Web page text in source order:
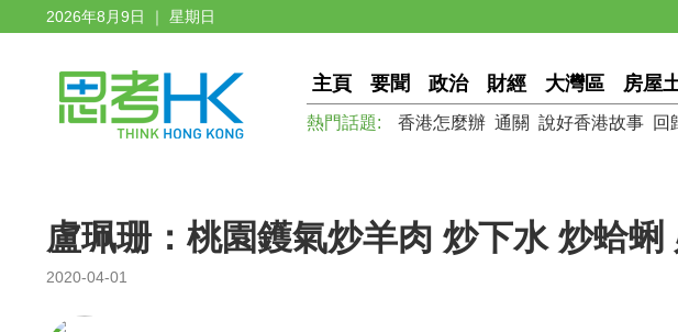
2026年8月9日 ｜ 星期日
主頁 要聞 政治 財經 大灣區 房屋
熱門話題: 香港怎麼辦 通關 說好香港故事 回
盧珮珊：桃園鑊氣炒羊肉 炒下水 炒蛤蜊
2020-04-01